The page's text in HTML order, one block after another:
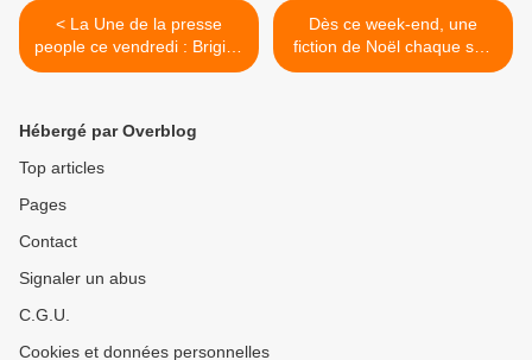
< La Une de la presse
people ce vendredi : Brigitte
Macron, M Pokora, Mélissa
Dès ce week-end, une
fiction de Noël chaque soir
de décembre sur HD1. >
Hébergé par Overblog
Top articles
Pages
Contact
Signaler un abus
C.G.U.
Cookies et données personnelles